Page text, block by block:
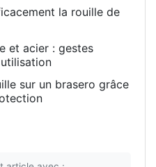
la rouille de
et acier : gestes
sur un brasero grâce